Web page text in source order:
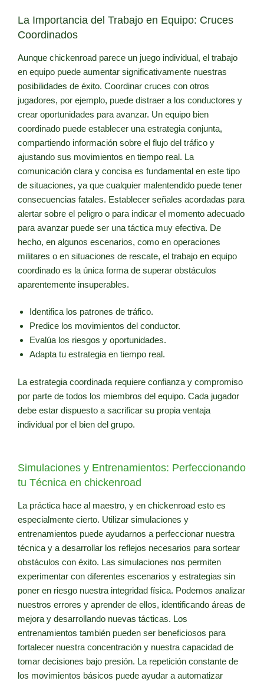
La Importancia del Trabajo en Equipo: Cruces
Coordinados
Aunque chickenroad parece un juego individual, el trabajo
en equipo puede aumentar significativamente nuestras
posibilidades de éxito. Coordinar cruces con otros
jugadores, por ejemplo, puede distraer a los conductores y
crear oportunidades para avanzar. Un equipo bien
coordinado puede establecer una estrategia conjunta,
compartiendo información sobre el flujo del tráfico y
ajustando sus movimientos en tiempo real. La
comunicación clara y concisa es fundamental en este tipo
de situaciones, ya que cualquier malentendido puede tener
consecuencias fatales. Establecer señales acordadas para
alertar sobre el peligro o para indicar el momento adecuado
para avanzar puede ser una táctica muy efectiva. De
hecho, en algunos escenarios, como en operaciones
militares o en situaciones de rescate, el trabajo en equipo
coordinado es la única forma de superar obstáculos
aparentemente insuperables.
Identifica los patrones de tráfico.
Predice los movimientos del conductor.
Evalúa los riesgos y oportunidades.
Adapta tu estrategia en tiempo real.
La estrategia coordinada requiere confianza y compromiso
por parte de todos los miembros del equipo. Cada jugador
debe estar dispuesto a sacrificar su propia ventaja
individual por el bien del grupo.
Simulaciones y Entrenamientos: Perfeccionando
tu Técnica en chickenroad
La práctica hace al maestro, y en chickenroad esto es
especialmente cierto. Utilizar simulaciones y
entrenamientos puede ayudarnos a perfeccionar nuestra
técnica y a desarrollar los reflejos necesarios para sortear
obstáculos con éxito. Las simulaciones nos permiten
experimentar con diferentes escenarios y estrategias sin
poner en riesgo nuestra integridad física. Podemos analizar
nuestros errores y aprender de ellos, identificando áreas de
mejora y desarrollando nuevas tácticas. Los
entrenamientos también pueden ser beneficiosos para
fortalecer nuestra concentración y nuestra capacidad de
tomar decisiones bajo presión. La repetición constante de
los movimientos básicos puede ayudar a automatizar